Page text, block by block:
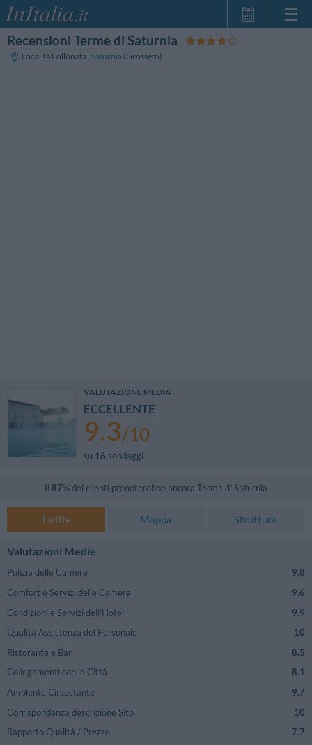
Home Page
Recensioni Terme di Saturnia
Località Follonata , Saturnia (Grosseto)
VALUTAZIONE MEDIA
ECCELLENTE
9.3/10
su 16 sondaggi
Il 87% dei clienti prenoterebbe ancora Terme di Saturnia
Tariffe Mappa Struttura
Valutazioni Medie
Pulizia delle Camere
9.8
Comfort e Servizi delle Camere
9.6
Condizioni e Servizi dell'Hotel
9.9
Qualità Assistenza del Personale
10
Ristorante e Bar
8.5
Collegamenti con la Città
8.1
Ambiente Circostante
9.7
Corrispondenza descrizione Sito
10
Rapporto Qualità / Prezzo
7.7